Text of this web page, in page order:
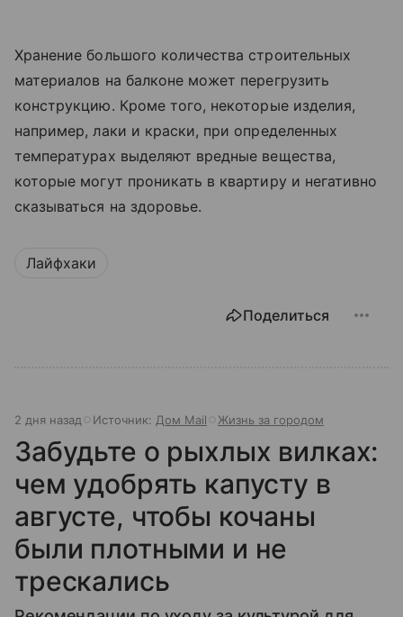
Хранение большого количества строительных
материалов на балконе может перегрузить
конструкцию. Кроме того, некоторые изделия,
например, лаки и краски, при определенных
температурах выделяют вредные вещества,
которые могут проникать в квартиру и негативно
сказываться на здоровье.
Лайфхаки
Поделиться
2 дня назад Источник: Дом Mail Жизнь за городом
Забудьте о рыхлых вилках:
чем удобрять капусту в
августе, чтобы кочаны
были плотными и не
трескались